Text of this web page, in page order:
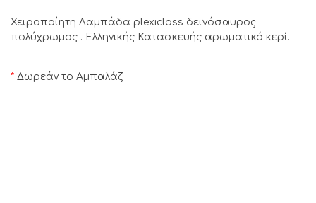
Χειροποίητη Λαμπάδα plexiclass δεινόσαυρος
πολύχρωμος . Ελληνικής Κατασκευής αρωματικό κερί.
* Δωρεάν το Αμπαλάζ